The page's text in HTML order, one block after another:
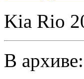
Kia Rio
В архиве: